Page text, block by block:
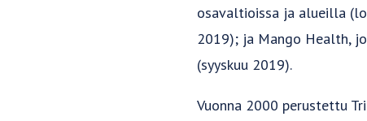
osavaltioissa ja alueilla
2019); ja Mango Health,
(syyskuu 2019).
Vuonna 2000 perustettu